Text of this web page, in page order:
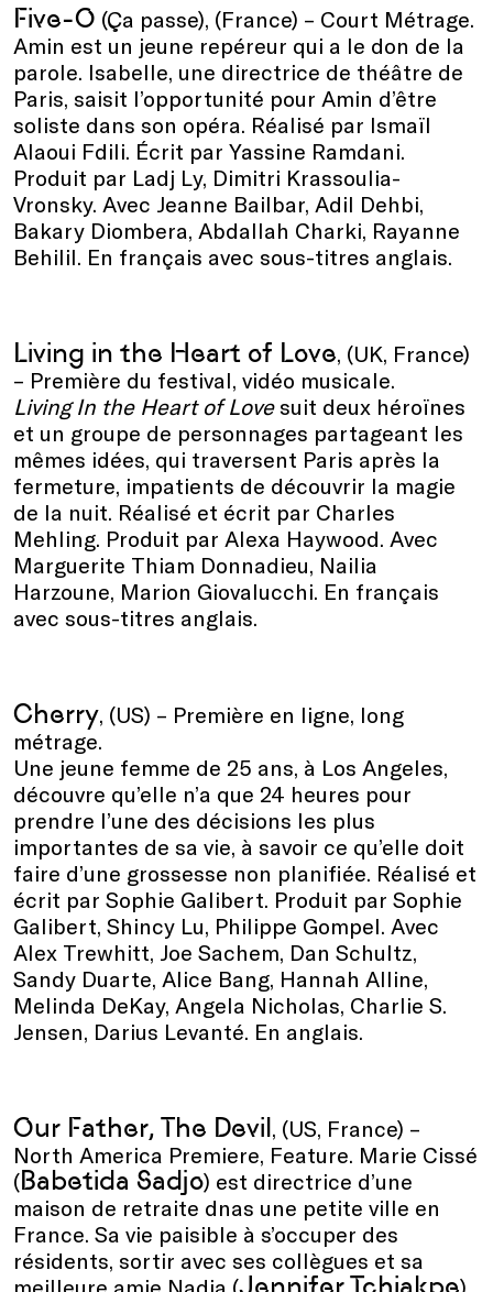
Five-O (Ça passe), (France) – Court Métrage.
Amin est un jeune repéreur qui a le don de la
parole. Isabelle, une directrice de théâtre de
Paris, saisit l’opportunité pour Amin d’être
soliste dans son opéra. Réalisé par Ismaïl
Alaoui Fdili. Écrit par Yassine Ramdani.
Produit par Ladj Ly, Dimitri Krassoulia-
Vronsky. Avec Jeanne Bailbar, Adil Dehbi,
Bakary Diombera, Abdallah Charki, Rayanne
Behilil. En français avec sous-titres anglais.
Living in the Heart of Love, (UK, France)
– Première du festival, vidéo musicale.
Living In the Heart of Lovesuit deux héroïnes
et un groupe de personnages partageant les
mêmes idées, qui traversent Paris après la
fermeture, impatients de découvrir la magie
de la nuit. Réalisé et écrit par Charles
Mehling. Produit par Alexa Haywood. Avec
Marguerite Thiam Donnadieu, Nailia
Harzoune, Marion Giovalucchi. En français
avec sous-titres anglais.
Cherry, (US) – Première en ligne, long
métrage.
Une jeune femme de 25 ans, à Los Angeles,
découvre qu’elle n’a que 24 heures pour
prendre l’une des décisions les plus
importantes de sa vie, à savoir ce qu’elle doit
faire d’une grossesse non planifiée. Réalisé et
écrit par Sophie Galibert. Produit par Sophie
Galibert, Shincy Lu, Philippe Gompel. Avec
Alex Trewhitt, Joe Sachem, Dan Schultz,
Sandy Duarte, Alice Bang, Hannah Alline,
Melinda DeKay, Angela Nicholas, Charlie S.
Jensen, Darius Levanté. En anglais.
Our Father, The Devil, (US, France) –
North America Premiere, Feature. Marie Cissé
(Babetida Sadjo) est directrice d’une
maison de retraite dnas une petite ville en
France. Sa vie paisible à s’occuper des
résidents, sortir avec ses collègues et sa
meilleure amie Nadia (
),